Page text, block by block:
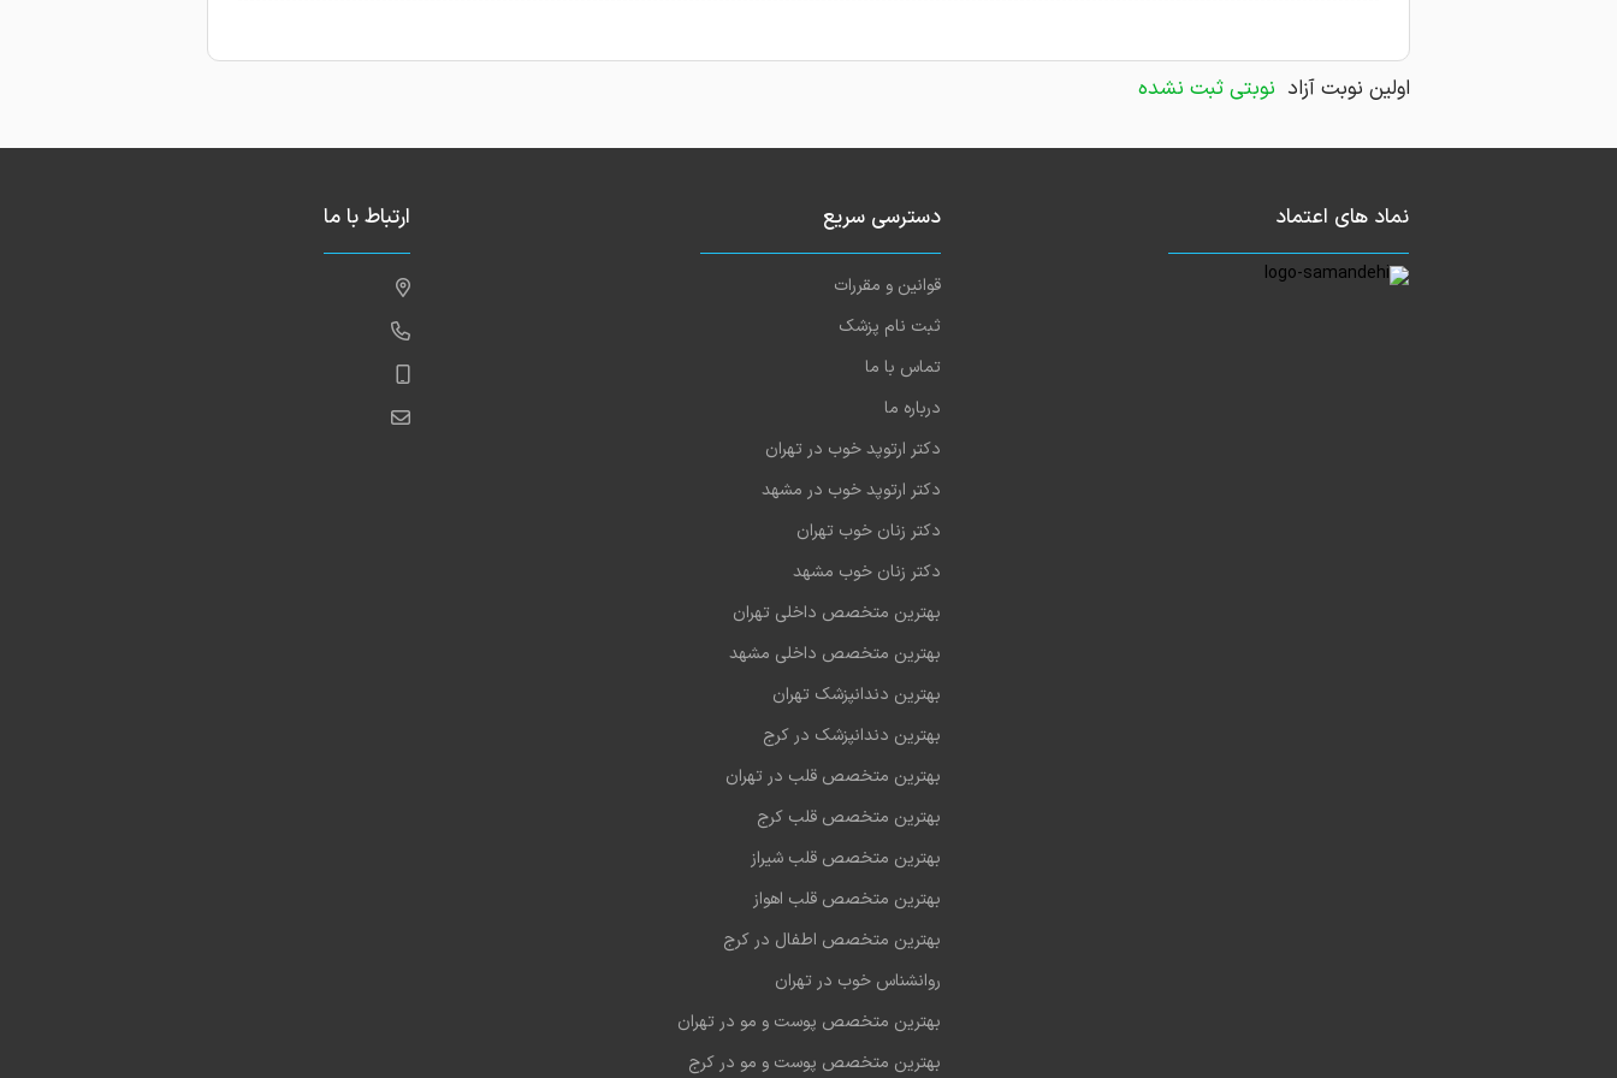
اولین نوبت آزاد نوبتی ثبت نشده
نماد های اعتماد دسترسی سریع
قوانین و مقررات
ثبت نام پزشک
تماس با ما
درباره ما
دکتر ارتوپد خوب در تهران
دکتر ارتوپد خوب در مشهد
دکتر زنان خوب تهران
دکتر زنان خوب مشهد
بهترین متخصص داخلی تهران
بهترین متخصص داخلی مشهد
بهترین دندانپزشک تهران
بهترین دندانپزشک در کرج
بهترین متخصص قلب در تهران
بهترین متخصص قلب کرج
بهترین متخصص قلب شیراز
بهترین متخصص قلب اهواز
بهترین متخصص اطفال در کرج
روانشناس خوب در تهران
بهترین متخصص پوست و مو در تهران
بهترین متخصص پوست و مو در کرج
ارتباط با ما